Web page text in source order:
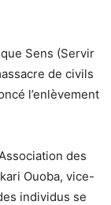
Sens (Servir
de civils
l’enlèvement
des
Ouoba, vice-
individus se